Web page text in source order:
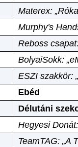
Materex:
Murphy's
Reboss
BolyaiSokk:
ESZI szakkör:
Ebéd
Délutáni
Hegyesi
TeamTAG: „A